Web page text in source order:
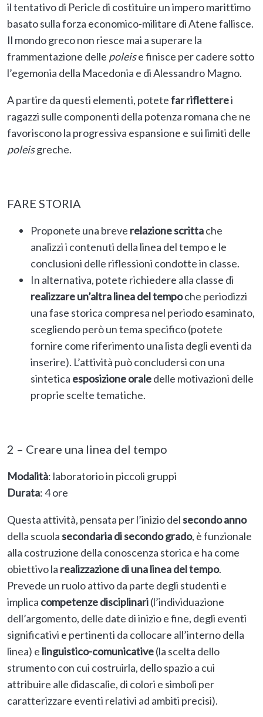
il tentativo di Pericle di costituire un impero marittimo
basato sulla forza economico-militare di Atene fallisce.
Il mondo greco non riesce mai a superare la
frammentazione delle poleise finisce per cadere sotto
l’egemonia della Macedonia e di Alessandro Magno.
A partire da questi elementi, potetefar rifletterei
ragazzi sulle componenti della potenza romana che ne
favoriscono la progressiva espansione e sui limiti delle
poleisgreche.
FARE STORIA
Proponete una breve relazione scrittache
analizzi i contenuti della linea del tempo e le
conclusioni delle riflessioni condotte in classe.
In alternativa, potete richiedere alla classe di
realizzare un’altra linea del tempoche periodizzi
una fase storica compresa nel periodo esaminato,
scegliendo però un tema specifico (potete
fornire come riferimento una lista degli eventi da
inserire). L’attività può concludersi con una
sintetica esposizione oraledelle motivazioni delle
proprie scelte tematiche.
2 – Creare una linea del tempo
Modalità: laboratorio in piccoli gruppi
Durata: 4 ore
Questa attività, pensata per l’inizio delsecondo anno
della scuolasecondaria di secondo grado, è funzionale
alla costruzione della conoscenza storica e ha come
obiettivo la realizzazione di una linea del tempo.
Prevede un ruolo attivo da parte degli studenti e
implica competenze disciplinari(l’individuazione
dell’argomento, delle date di inizio e fine, degli eventi
significativi e pertinenti da collocare all’interno della
linea) e linguistico-comunicative(la scelta dello
strumento con cui costruirla, dello spazio a cui
attribuire alle didascalie, di colori e simboli per
caratterizzare eventi relativi ad ambiti precisi).